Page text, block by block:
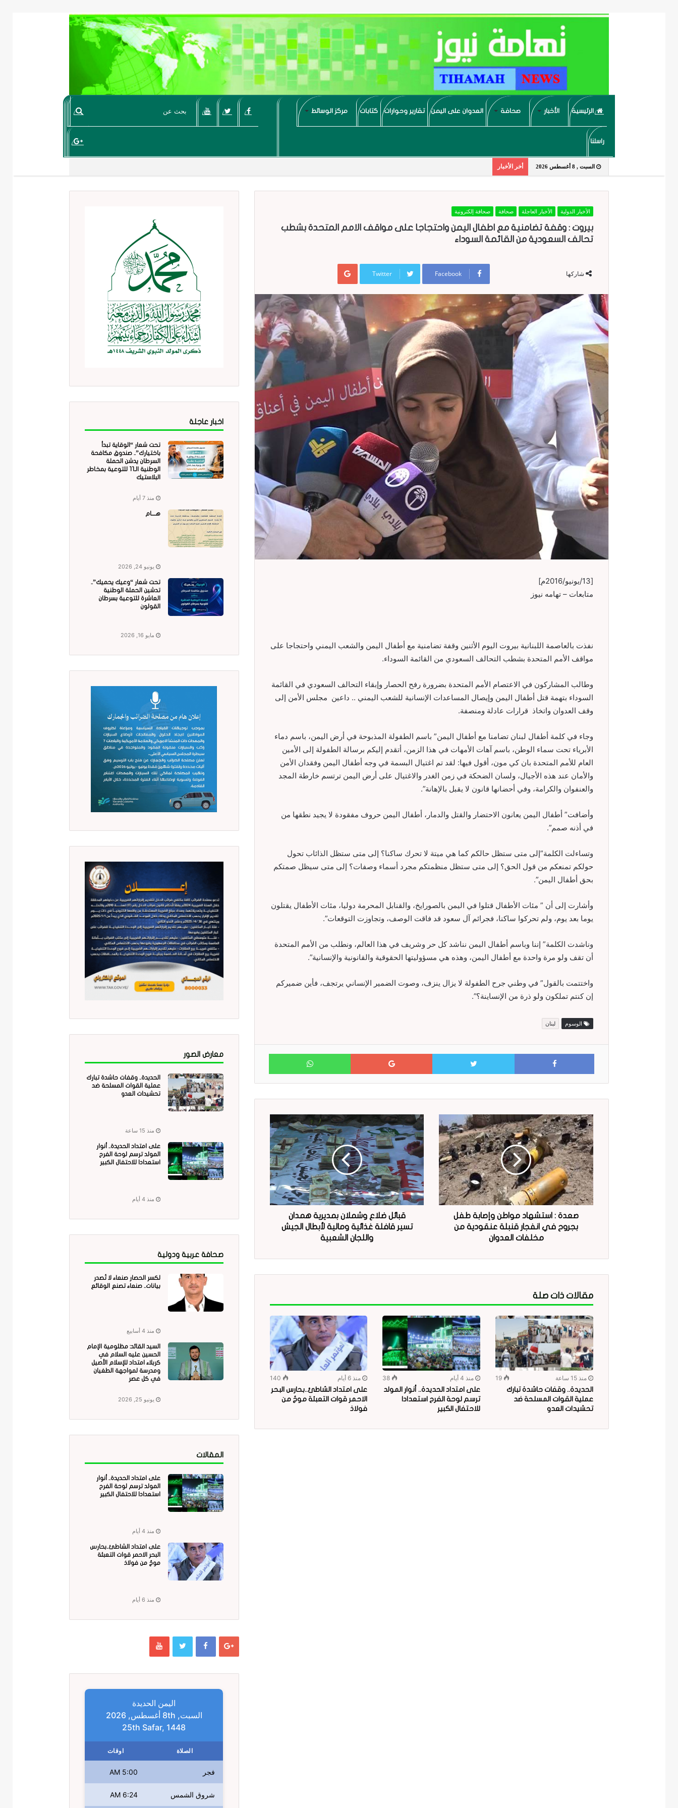
الرئيسية الأخبار صحافة العدوان على اليمن تقارير وحوارات كتابات مركز الوسائط
راسلنا
السبت , 8 أغسطس 2026 أخر الأخبار
الأخبار الدولية الأخبار العاجلة صحافة صحافة إلكترونية
بيروت : وقفة تضامنية مع اطفال اليمن واحتجاجا على مواقف الامم المتحدة بشطب
تحالف السعودية من القائمة السوداء
شاركها Facebook
Twitter
Google+
[13/يونيو/2016م]
متابعات – تهامه نيوز
نفذت بالعاصمة اللبنانية بيروت اليوم الأثنين وقفة تضامنية مع أطفال اليمن والشعب اليمني واحتجاجا على
مواقف الأمم المتحدة بشطب التحالف السعودي من القائمة السوداء.
وطالب المشاركون في الاعتصام الأمم المتحدة بضرورة رفح الحصار وإبقاء التحالف السعودي في القائمة
السوداء بتهمة قتل أطفال اليمن وإيصال المساعدات الإنسانية للشعب اليمني .. داعين مجلس الأمن إلى
وقف العدوان واتخاذ قرارات عادلة ومنصفة.
وجاء في كلمة أطفال لبنان تضامنا مع أطفال اليمن” باسم الطفولة المذبوحة في أرض اليمن، باسم دماء
الأبرياء تحت سماء الوطن، باسم آهات الأمهات في هذا الزمن، أتقدم إليكم برسالة الطفولة إلى الأمين
العام للأمم المتحدة بان كي مون، أقول فيها: لقد تم اغتيال البسمة في وجه أطفال اليمن وفقدان الأمن
والأمان عند هذه الأجيال، ولسان الضحكة في زمن الغدر والاغتيال على أرض اليمن ترتسم خارطة المجد
والعنفوان والكرامة، وفي أحضانها قانون لا يقبل بالإهانة”.
وأضافت” أطفال اليمن يعانون الاحتضار والقتل والدمار، أطفال اليمن حروف مفقودة لا يجيد نطقها من
في أذنه صمم”.
وتساءلت الكلمة”إلى متى ستظل حالكم كما هي ميتة لا تحرك ساكنا؟ إلى متى ستظل الذائاب تحول
حولكم تمنعكم من قول الحق؟ إلى متى ستظل منظمتكم مجرد أسماء وصفات؟ إلى متى سيظل صمتكم
بحق أطفال اليمن”.
وأشارت إلى أن ” مئات الأطفال قتلوا في اليمن بالصورايخ، والقنابل المحرمة دوليا، مئات الأطفال يقتلون
يوما بعد يوم، ولم تحركوا ساكنا، فجرائم آل سعود قد فاقت الوصف، وتجاوزت التوقعات”.
وناشدت الكلمة” إننا وباسم أطفال اليمن نناشد كل حر وشريف في هذا العالم، ونطلب من الأمم المتحدة
أن تقف ولو مرة واحدة مع أطفال اليمن، وهذه هي مسؤوليتها الحقوقية والقانونية والإنسانية”.
واختتمت بالقول” في وطني جرح الطفولة لا يزال ينزف، وصوت الضمير الإنساني يرتجف، فأين ضميركم
إن كنتم تملكون ولو ذرة من الإنساينة؟”.
الوسوم لبنان
Facebook
Twitter
Google+
WhatsApp
صعدة : استشهاد مواطن وإصابة طفل
بجروح في انفجار قنبلة عنقودية من
مخلفات العدوان
قبائل ضلاع وشملان بمديرية همدان
تسير قافلة غذائية ومالية لأبطال الجيش
واللجان الشعبية
مقالات ذات صلة
منذ 15 ساعة
19
الحديدة.. وقفات حاشدة تبارك
عملية القوات المسلحة ضد
تحشيدات العدو
منذ 4 أيام
38
على امتداد الحديدة.. أنوار المولد
ترسم لوحة الفرح استعدادا
للاحتفال الكبير
منذ 6 أيام
140
على امتداد الشاطئ..بحارس البحر
الاحمر قوات التعبئة موجٌ من
فولاذ
اخبار عاجلة
تحت شعار “الوقاية تبدأ
باختيارك”.. صندوق مكافحة
السرطان يدشن الحملة
الوطنية الـ11 للتوعية بمخاطر
البلاستيك
منذ 7 أيام
هــــام
يونيو 24, 2026
تحت شعار “وعيك يحميك”..
تدشين الحملة الوطنية
العاشرة للتوعية بسرطان
القولون
مايو 16, 2026
معارض الصور
الحديدة.. وقفات حاشدة تبارك
عملية القوات المسلحة ضد
تحشيدات العدو
منذ 15 ساعة
على امتداد الحديدة.. أنوار
المولد ترسم لوحة الفرح
استعدادا للاحتفال الكبير
منذ 4 أيام
صحافة عربية ودولية
لكسر الحصار صنعاء لا تُصدر
بيانات.. صنعاء تصنع الوقائع
منذ 4 أسابيع
السيد القائد: مظلومية الإمام
الحسين عليه السلام في
كربلاء امتداد للإسلام الأصيل
ومدرسة لمواجهة الطغيان
في كل عصر
يونيو 25, 2026
المقالات
على امتداد الحديدة.. أنوار
المولد ترسم لوحة الفرح
استعدادا للاحتفال الكبير
منذ 4 أيام
على امتداد الشاطئ..بحارس
البحر الاحمر قوات التعبئة
موجٌ من فولاذ
منذ 6 أيام
اليمن الحديدة
السبت, 8th أغسطس, 2026
25th Safar, 1448
الصلاة اوقات
فجر 5:00 AM
شروق الشمس 6:24 AM